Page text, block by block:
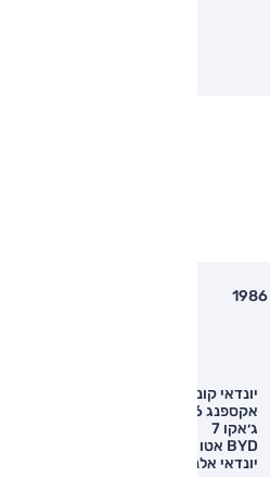
יונדאי קונה
אקספנג G6
ג׳אקו 7
BYD אטו 3
יונדאי אלנטרה